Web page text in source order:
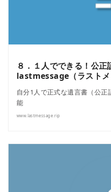
８．１人でできる！公正
lastmessage（ラストメ
自分1人で正式な遺言書（公
能
www.lastmessage.rip